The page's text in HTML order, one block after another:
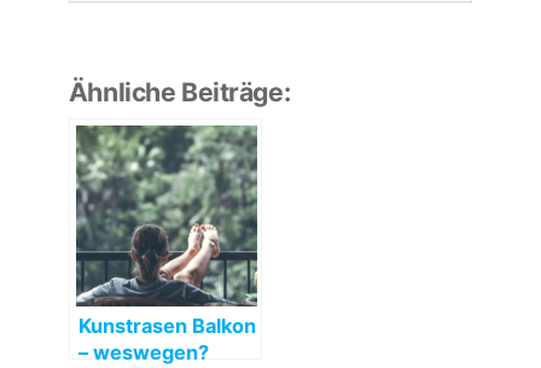
Ähnliche Beiträge:
Kunstrasen Balkon
– weswegen?